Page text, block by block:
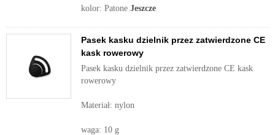
kolor: Patone Jeszcze
Pasek kasku dzielnik przez zatwierdzone CE
kask rowerowy
Pasek kasku dzielnik przez zatwierdzone CE kask
rowerowy
Materiał: nylon
waga: 10 g